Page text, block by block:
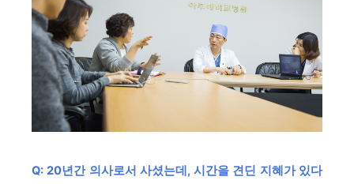
Q: 20년간 의사로서 사셨는데, 시간을 견딘 지혜가 있다